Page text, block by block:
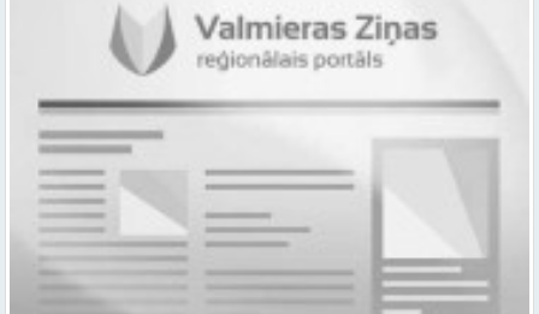
(turpmāk – IKT) saistīto problēmu pieteikumu pārvaldību un
operatīvu risināšanu; nodrošināt datortehnikas lietotāju atbalstu
un ar to saistīto problēmsituāciju risināšanu; uzstādīt, konfigurēt,
diagnosticēt un modernizēt Pašvaldības iestāžu datortehniku,
datortīklus un programmatūru, novērst kļūmes to darbībā;
kontrolēt ārējo pakalpojumu sniedzēju darbu izpildi Pašvaldības
iestādēs infrastruktūras uzturēšanā; sagatavot priekšlikumus par
IKT nomaiņu un efektīvāku izmantošanu; un ja Tev ir: vismaz vidējā
profesionālā izglītība informācijas tehnoloģiju jomā; darba
pieredze (ar informācijas tehnoloģijām saistītā jomā); izpratne par
datortehnikas un biroja tehnikas uzbūvi un problēmu risināšanas
secību; izpratne par datortīkla uzbūvi, tīkla iekārtu darbības
principiem; valsts valodas prasmes atbilstoši Valsts valodas likuma
prasībām; kompetences: ļoti labas organizatoriskās un saskarsmes
spējas, argumentācijas prasme; prasme patstāvīgi pieņemt